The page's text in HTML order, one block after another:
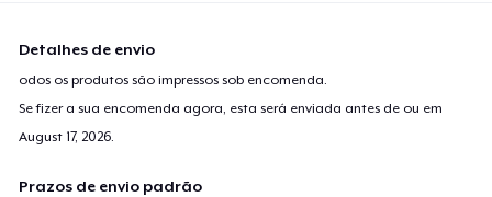
Detalhes de envio
odos os produtos são impressos sob encomenda.
Se fizer a sua encomenda agora, esta será enviada antes de ou em
August 17, 2026.
Prazos de envio padrão